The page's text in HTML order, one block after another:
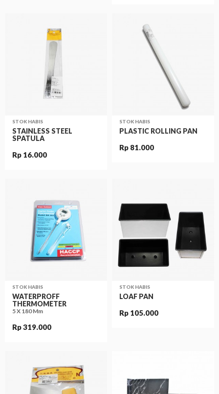
STOK HABIS
STAINLESS STEEL
SPATULA
Rp 16.000
STOK HABIS
PLASTIC ROLLING PAN
Rp 81.000
STOK HABIS
WATERPROFF
THERMOMETER
5 X 180 Mm
Rp 319.000
STOK HABIS
LOAF PAN
Rp 105.000